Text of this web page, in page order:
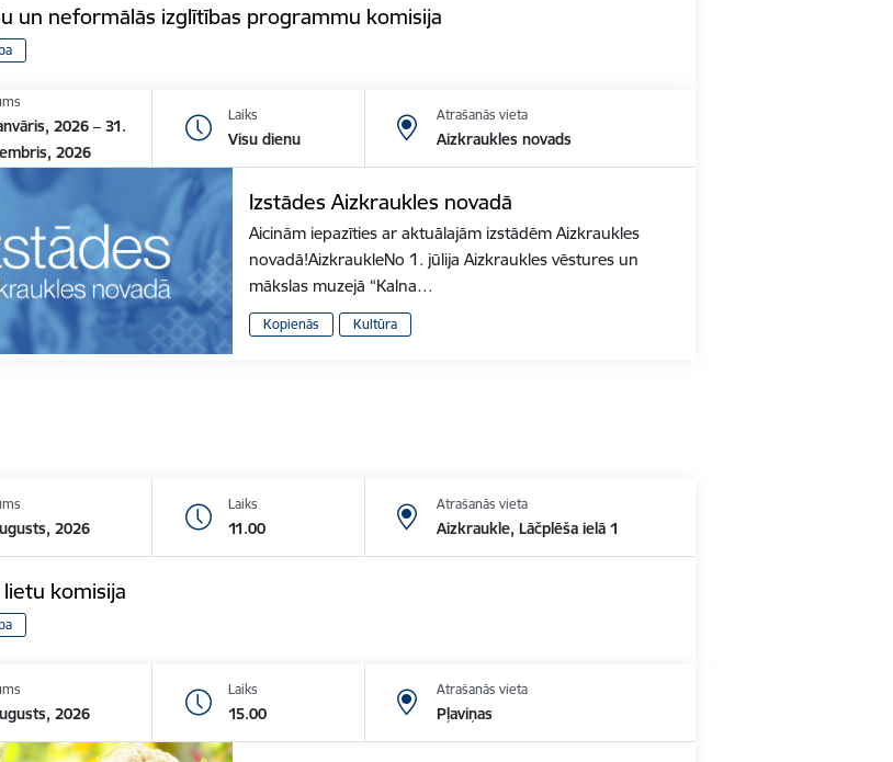
un neformālās izglītības programmu komisija
2026 – 31.
2026
Laiks
Visu dienu
Atrašanās vieta
Aizkraukles novads
Izstādes Aizkraukles novadā
Aicinām iepazīties ar aktuālajām izstādēm Aizkraukles
novadā!AizkraukleNo 1. jūlija Aizkraukles vēstures un
mākslas muzejā “Kalna…
Kopienās Kultūra
2026
Laiks
11.00
Atrašanās vieta
Aizkraukle, Lāčplēša ielā 1
komisija
2026
Laiks
15.00
Atrašanās vieta
Pļaviņas